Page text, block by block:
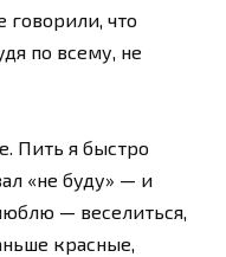
говорили, что
по всему, не
Пить я быстро
«не буду» — и
— веселиться,
красные,